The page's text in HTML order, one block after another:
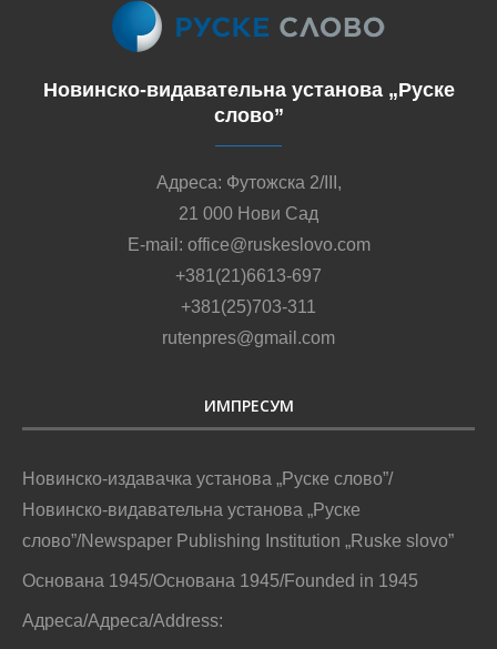
Новинско-видавательна установа „Руске
слово”
Адреса: Футожска 2/III,
21 000 Нови Сад
E-mail: office@ruskeslovo.com
+381(21)6613-697
+381(25)703-311
rutenpres@gmail.com
ИМПРЕСУМ
Новинско-издавачка установа „Руске слово”/
Новинско-видавательна установа „Руске
слово”/Newspaper Publishing Institution „Ruske slovo”
Основана 1945/Основана 1945/Founded in 1945
Адреса/Адреса/Address: